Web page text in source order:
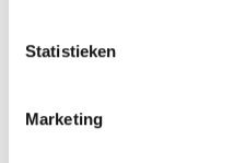
Statistieken
Marketing